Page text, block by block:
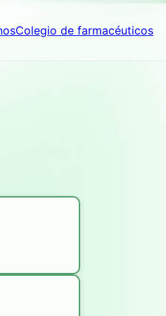
Colegio de farmacéuticos